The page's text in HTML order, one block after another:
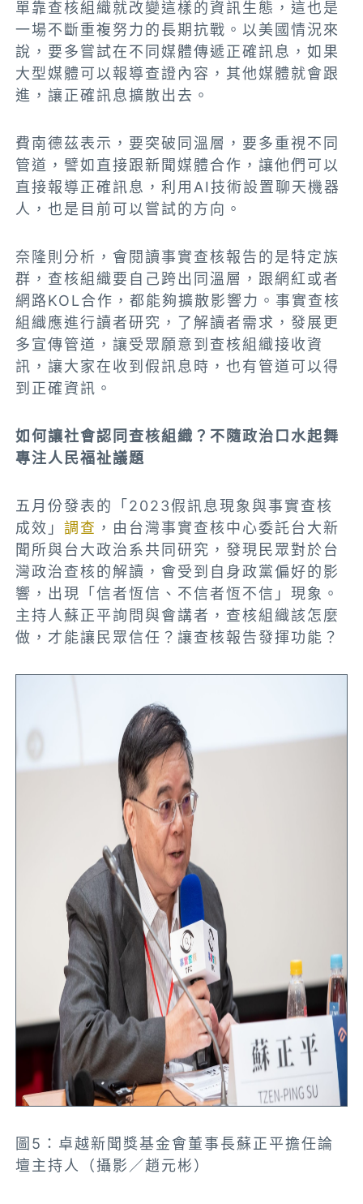
單靠查核組織就改變這樣的資訊生態，這也是
一場不斷重複努力的長期抗戰。以美國情況來
說，要多嘗試在不同媒體傳遞正確訊息，如果
大型媒體可以報導查證內容，其他媒體就會跟
進，讓正確訊息擴散出去。
費南德茲表示，要突破同溫層，要多重視不同
管道，譬如直接跟新聞媒體合作，讓他們可以
直接報導正確訊息，利用AI技術設置聊天機器
人，也是目前可以嘗試的方向。
奈隆則分析，會閱讀事實查核報告的是特定族
群，查核組織要自己跨出同溫層，跟網紅或者
網路KOL合作，都能夠擴散影響力。事實查核
組織應進行讀者研究，了解讀者需求，發展更
多宣傳管道，讓受眾願意到查核組織接收資
訊，讓大家在收到假訊息時，也有管道可以得
到正確資訊。
如何讓社會認同查核組織？不隨政治口水起舞
專注人民福祉議題
五月份發表的「2023假訊息現象與事實查核
成效」調查 ，由台灣事實查核中心委託台大新
聞所與台大政治系共同研究，發現民眾對於台
灣政治查核的解讀，會受到自身政黨偏好的影
響，出現「信者恆信、不信者恆不信」現象。
主持人蘇正平詢問與會講者，查核組織該怎麼
做，才能讓民眾信任？讓查核報告發揮功能？
圖5：卓越新聞獎基金會董事長蘇正平擔任論
壇主持人（攝影／趙元彬）